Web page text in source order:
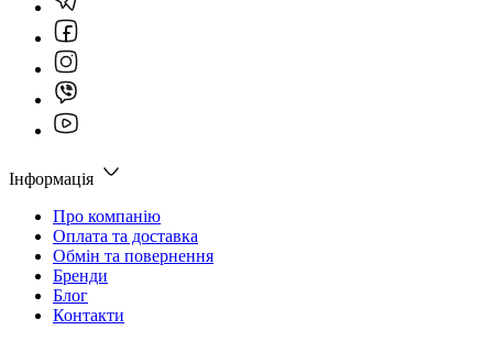
Інформація
Про компанію
Оплата та доставка
Обмін та повернення
Бренди
Блог
Контакти